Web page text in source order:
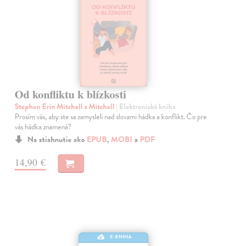
Od konfliktu k blízkosti
Stephen Erin Mitchell a Mitchell | Elektronická kniha
Prosím vás, aby ste sa zamysleli nad slovami hádka a konflikt. Čo pre
vás hádka znamená?
Na stiahnutie ako EPUB, MOBI a PDF
14,90 €
E-KNIHA